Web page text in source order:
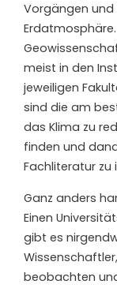
Vorgängen
meist in den
jeweiligen
sind die am
das Klima zu
finden und
Fachliteratur zu
Ganz anders
Einen
gibt es
beobachten